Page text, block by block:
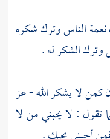
نعمة الناس وترك شكره
وترك الشكر له .
كمن لا يشكر الله - عز
تقول : لا يحبني من لا